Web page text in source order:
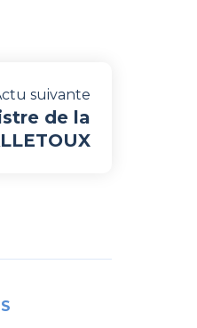
suivante
de la